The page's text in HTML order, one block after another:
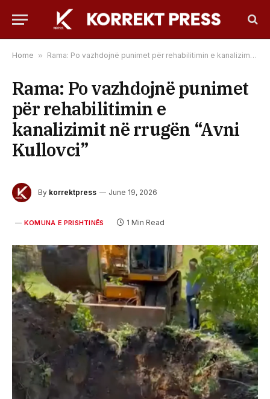
Home » Rama: Po vazhdojnë punimet për rehabilitimin e kanalizimit në rrugën “Avni Kullovci”
Rama: Po vazhdojnë punimet
për rehabilitimin e
kanalizimit në rrugën “Avni
Kullovci”
By korrektpress June 19, 2026
KOMUNA E PRISHTINËS 1 Min Read